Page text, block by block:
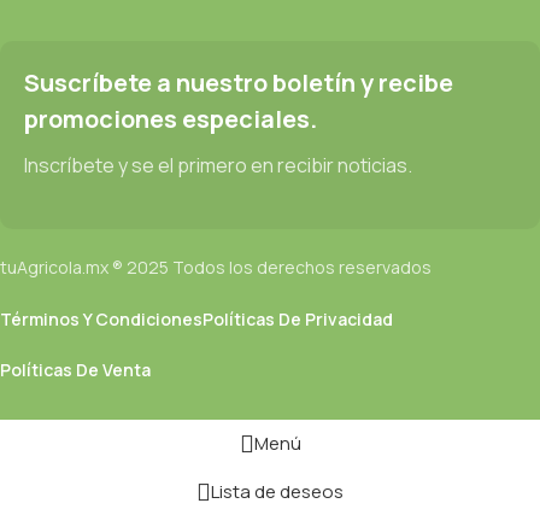
Suscríbete a nuestro boletín y recibe
promociones especiales.
Inscríbete y se el primero en recibir noticias.
tuAgricola.mx ® 2025 Todos los derechos reservados
Términos Y CondicionesPolíticas De Privacidad
Políticas De Venta
Menú
Lista de deseos